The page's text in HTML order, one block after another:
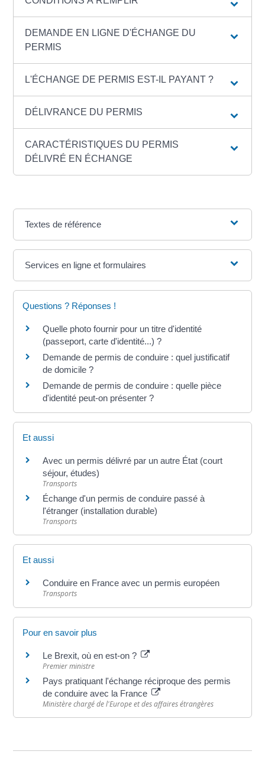
DEMANDE EN LIGNE D'ÉCHANGE DU
PERMIS
L'ÉCHANGE DE PERMIS EST-IL PAYANT ?
DÉLIVRANCE DU PERMIS
CARACTÉRISTIQUES DU PERMIS
DÉLIVRÉ EN ÉCHANGE
Textes de référence
Services en ligne et formulaires
Questions ? Réponses !
Quelle photo fournir pour un titre d'identité
(passeport, carte d'identité...) ?
Demande de permis de conduire : quel justificatif
de domicile ?
Demande de permis de conduire : quelle pièce
d'identité peut-on présenter ?
Et aussi
Avec un permis délivré par un autre État (court
séjour, études)
Transports
Échange d'un permis de conduire passé à
l'étranger (installation durable)
Transports
Et aussi
Conduire en France avec un permis européen
Transports
Pour en savoir plus
Le Brexit, où en est-on ?
Premier ministre
Pays pratiquant l'échange réciproque des permis
de conduire avec la France
Ministère chargé de l'Europe et des affaires étrangères